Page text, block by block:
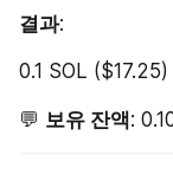
결과:
0.1 SOL
💬 보유 잔액: